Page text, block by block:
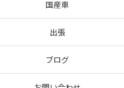
国産車
出張
ブログ